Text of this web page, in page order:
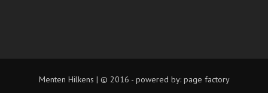
Menten Hilkens | © 2016 - powered by: page factory